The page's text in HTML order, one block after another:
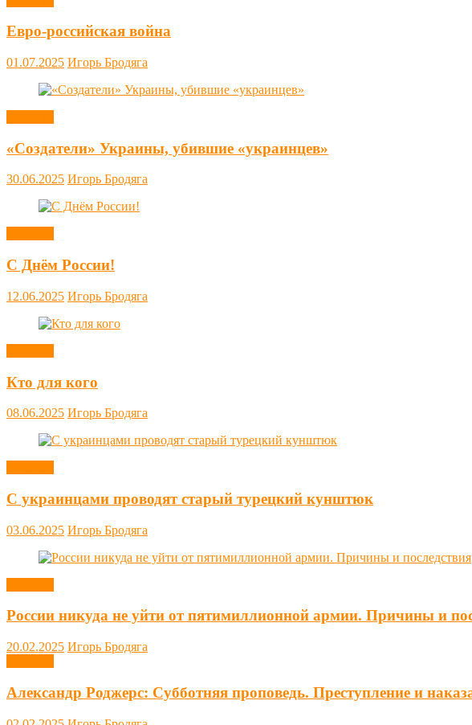
Евро-российская война
01.07.2025 Игорь Бродяга
«Создатели» Украины, убившие «украинцев»
30.06.2025 Игорь Бродяга
С Днём России!
12.06.2025 Игорь Бродяга
Кто для кого
08.06.2025 Игорь Бродяга
С украинцами проводят старый турецкий кунштюк
03.06.2025 Игорь Бродяга
России никуда не уйти от пятимиллионной армии. Причины и
20.02.2025 Игорь Бродяга
Александр Роджерс: Субботняя проповедь. Преступление и